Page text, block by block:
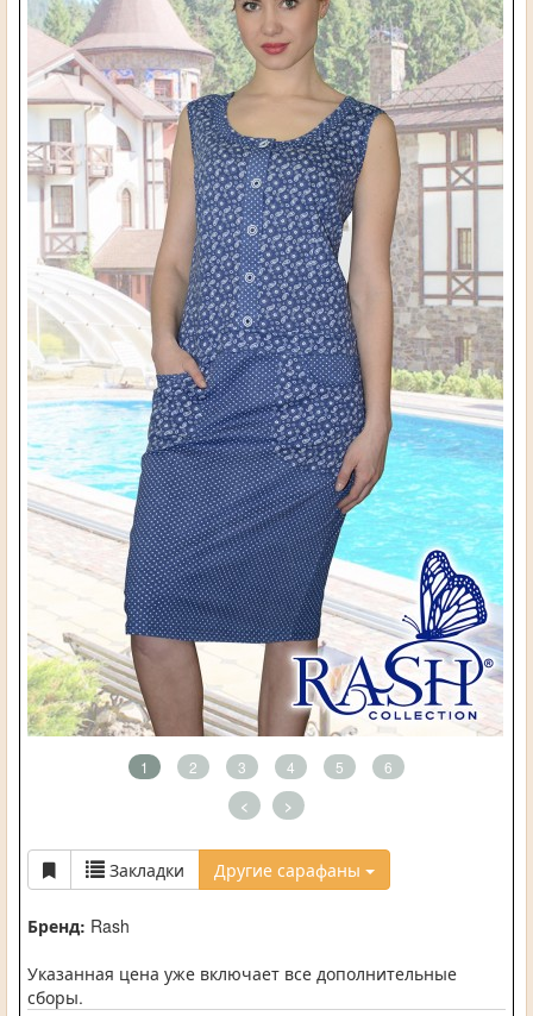
1 2 3 4 5 6
< >
Закладки Другие сарафаны
Бренд: Rash
Указанная цена уже включает все дополнительные
сборы.